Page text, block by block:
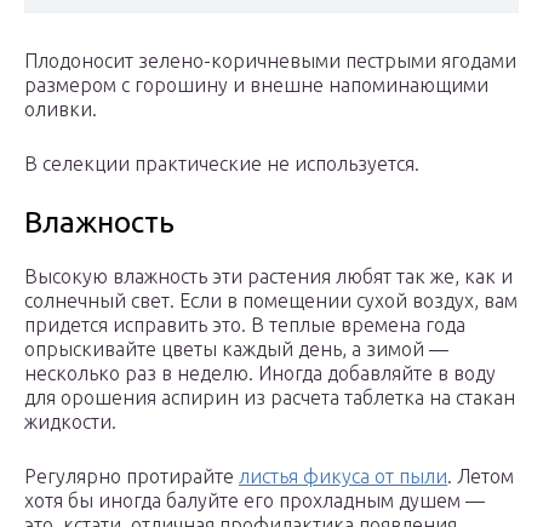
Плодоносит зелено-коричневыми пестрыми ягодами
размером с горошину и внешне напоминающими
оливки.
В селекции практические не используется.
Влажность
Высокую влажность эти растения любят так же, как и
солнечный свет. Если в помещении сухой воздух, вам
придется исправить это. В теплые времена года
опрыскивайте цветы каждый день, а зимой —
несколько раз в неделю. Иногда добавляйте в воду
для орошения аспирин из расчета таблетка на стакан
жидкости.
Регулярно протирайте листья фикуса от пыли. Летом
хотя бы иногда балуйте его прохладным душем —